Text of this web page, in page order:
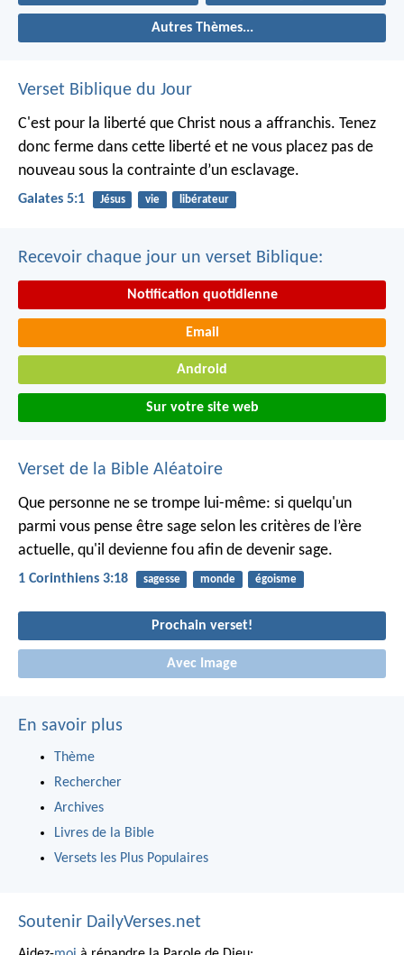
Autres Thèmes...
Verset Biblique du Jour
C'est pour la liberté que Christ nous a affranchis. Tenez
donc ferme dans cette liberté et ne vous placez pas de
nouveau sous la contrainte d’un esclavage.
Galates 5:1 Jésus vie libérateur
Recevoir chaque jour un verset Biblique:
Notification quotidienne
Email
Android
Sur votre site web
Verset de la Bible Aléatoire
Que personne ne se trompe lui-même: si quelqu'un
parmi vous pense être sage selon les critères de l’ère
actuelle, qu'il devienne fou afin de devenir sage.
1 Corinthiens 3:18 sagesse monde égoisme
Prochain verset!
Avec Image
En savoir plus
Thème
Rechercher
Archives
Livres de la Bible
Versets les Plus Populaires
Soutenir DailyVerses.net